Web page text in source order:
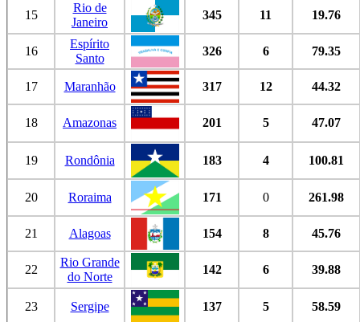
15
Rio de
Janeiro
345 11 19.76
16
Espírito
Santo
326 6 79.35
17 Maranhão 317 12 44.32
18 Amazonas 201 5 47.07
19 Rondônia 183 4 100.81
20 Roraima 171 0 261.98
21 Alagoas 154 8 45.76
22
Rio Grande
do Norte
142 6 39.88
23 Sergipe 137 5 58.59